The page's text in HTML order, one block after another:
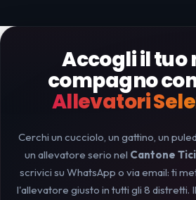
Accogli il tuo
compagno
Allevatori
Cerchi un cucciolo, un gattino, un
un allevatore serio nel Cantone
scrivici su WhatsApp o via email: ti
l'allevatore giusto in tutti gli 8 distretti.